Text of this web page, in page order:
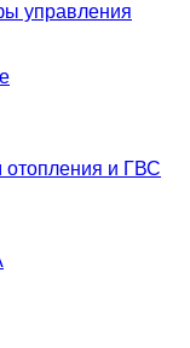
управления
отопления и ГВС